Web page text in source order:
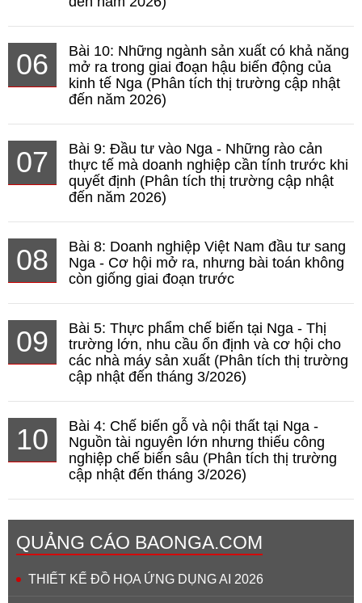
06
Bài 10: Những ngành sản xuất có khả năng
mở ra trong giai đoạn hậu biến động của
kinh tế Nga (Phân tích thị trường cập nhật
đến năm 2026)
07
Bài 9: Đầu tư vào Nga - Những rào cản
thực tế mà doanh nghiệp cần tính trước khi
quyết định (Phân tích thị trường cập nhật
đến năm 2026)
08
Bài 8: Doanh nghiệp Việt Nam đầu tư sang
Nga - Cơ hội mở ra, nhưng bài toán không
còn giống giai đoạn trước
09
Bài 5: Thực phẩm chế biến tại Nga - Thị
trường lớn, nhu cầu ổn định và cơ hội cho
các nhà máy sản xuất (Phân tích thị trường
cập nhật đến tháng 3/2026)
10
Bài 4: Chế biến gỗ và nội thất tại Nga -
Nguồn tài nguyên lớn nhưng thiếu công
nghiệp chế biến sâu (Phân tích thị trường
cập nhật đến tháng 3/2026)
QUẢNG CÁO BAONGA.COM
THIẾT KẾ ĐỒ HỌA ỨNG DỤNG AI 2026